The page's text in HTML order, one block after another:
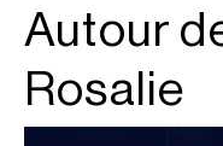
Autour
Rosalie